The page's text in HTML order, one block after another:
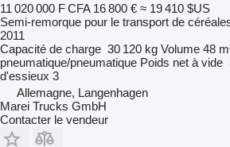
11 020 000 F CFA 16 800 € ≈ 19 410 $US
Semi-remorque pour le transport de
2011
Capacité de charge 30 120 kg Volume 48
pneumatique/pneumatique Poids net à vide
d'essieux 3
Allemagne, Langenhagen
Marei Trucks GmbH
Contacter le vendeur